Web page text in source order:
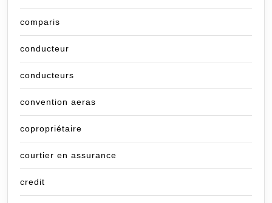
comparis
conducteur
conducteurs
convention aeras
copropriétaire
courtier en assurance
credit